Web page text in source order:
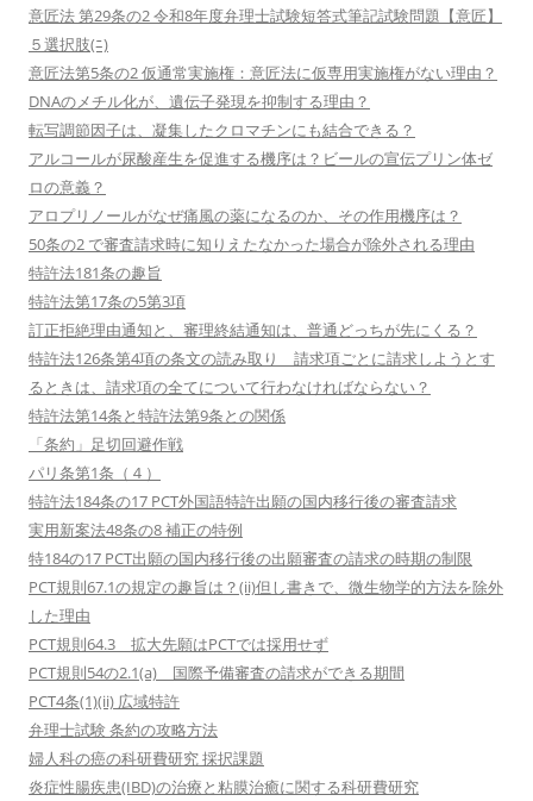
意匠法 第29条の2 令和8年度弁理士試験短答式筆記試験問題【意匠】
５選択肢(ﾆ)
意匠法第5条の2 仮通常実施権：意匠法に仮専用実施権がない理由？
DNAのメチル化が、遺伝子発現を抑制する理由？
転写調節因子は、凝集したクロマチンにも結合できる？
アルコールが尿酸産生を促進する機序は？ビールの宣伝プリン体ゼ
ロの意義？
アロプリノールがなぜ痛風の薬になるのか、その作用機序は？
50条の2 で審査請求時に知りえたなかった場合が除外される理由
特許法181条の趣旨
特許法第17条の5第3項
訂正拒絶理由通知と、審理終結通知は、普通どっちが先にくる？
特許法126条第4項の条文の読み取り 請求項ごとに請求しようとす
るときは、請求項の全てについて行わなければならない？
特許法第14条と特許法第9条との関係
「条約」足切回避作戦
パリ条第1条（４）
特許法184条の17 PCT外国語特許出願の国内移行後の審査請求
実用新案法48条の8 補正の特例
特184の17 PCT出願の国内移行後の出願審査の請求の時期の制限
PCT規則67.1の規定の趣旨は？(ii)但し書きで、微生物学的方法を除外
した理由
PCT規則64.3 拡大先願はPCTでは採用せず
PCT規則54の2.1(a) 国際予備審査の請求ができる期間
PCT4条(1)(ii) 広域特許
弁理士試験 条約の攻略方法
婦人科の癌の科研費研究 採択課題
炎症性腸疾患(IBD)の治療と粘膜治癒に関する科研費研究